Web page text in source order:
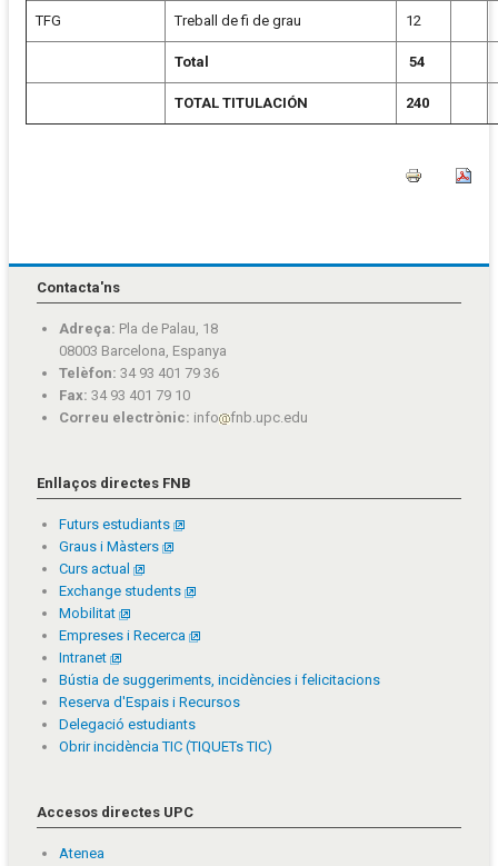
TFG Treball de fi de grau 12
Total 54
TOTAL TITULACIÓN 240
Contacta'ns
Adreça: Pla de Palau, 18
08003 Barcelona, Espanya
Telèfon: 34 93 401 79 36
Fax: 34 93 401 79 10
Correu electrònic: info fnb.upc.edu
Enllaços directes FNB
Futurs estudiants
Graus i Màsters
Curs actual
Exchange students
Mobilitat
Empreses i Recerca
Intranet
Bústia de suggeriments, incidències i felicitacions
Reserva d'Espais i Recursos
Delegació estudiants
Obrir incidència TIC (TIQUETs TIC)
Accesos directes UPC
Atenea